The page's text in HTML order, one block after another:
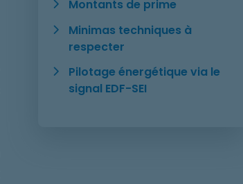
Montants de prime
Minimas techniques à
respecter
Pilotage énergétique via le
signal EDF-SEI